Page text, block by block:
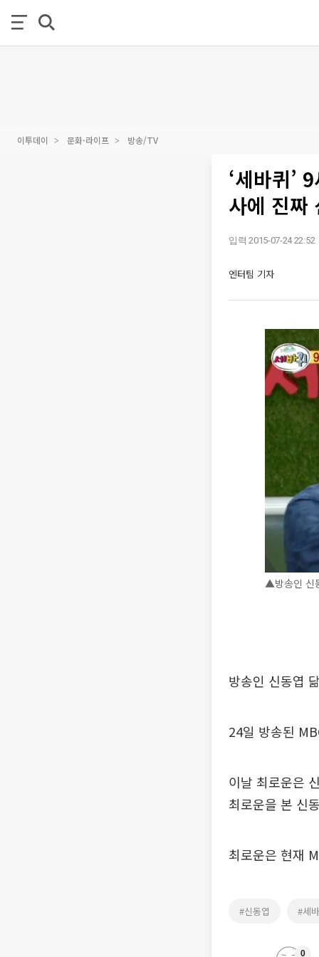
이투데이 문화·라이프 방송/TV
‘세바퀴’
사에 진짜
입력 2015-07-24 22:52
엔터팀 기자
▲방송인 신
방송인 신동엽
24일 방송된
이날 최로운은
최로운을 본 신
최로운은 현재
#신동엽 #세
0